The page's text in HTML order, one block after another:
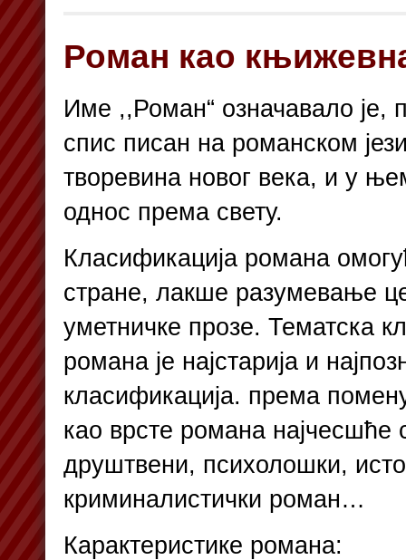
Роман као
Име ,,Роман“ означавало је,
спис писан на романском
творевина новог века, и у
однос према свету.
Класификација романа
стране, лакше разумевање
уметничке прозе. Тематска
романа је најстарија и
класификација. према
као врсте романа
друштвени, психолошки,
криминалистички роман…
Карактеристике романа: